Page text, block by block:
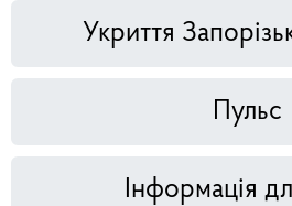
Укриття
Пульс
Інформація